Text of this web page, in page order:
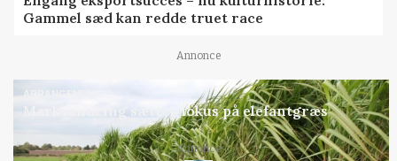
Gammel sæd kan redde truet race
Annonce
ARRANGEMENT
Markvandring sætter fokus på elefantgræs
Annonce